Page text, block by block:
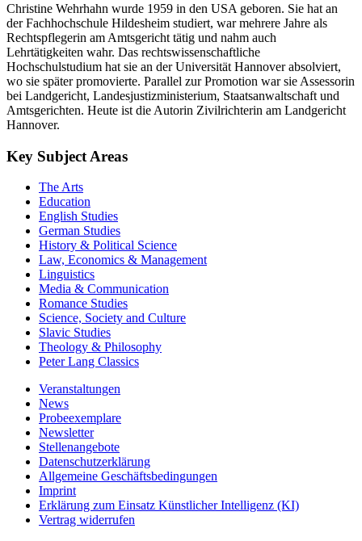
Christine Wehrhahn wurde 1959 in den USA geboren. Sie hat an
der Fachhochschule Hildesheim studiert, war mehrere Jahre als
Rechtspflegerin am Amtsgericht tätig und nahm auch
Lehrtätigkeiten wahr. Das rechtswissenschaftliche
Hochschulstudium hat sie an der Universität Hannover absolviert,
wo sie später promovierte. Parallel zur Promotion war sie Assessorin
bei Landgericht, Landesjustizministerium, Staatsanwaltschaft und
Amtsgerichten. Heute ist die Autorin Zivilrichterin am Landgericht
Hannover.
Key Subject Areas
The Arts
Education
English Studies
German Studies
History & Political Science
Law, Economics & Management
Linguistics
Media & Communication
Romance Studies
Science, Society and Culture
Slavic Studies
Theology & Philosophy
Peter Lang Classics
Veranstaltungen
News
Probeexemplare
Newsletter
Stellenangebote
Datenschutzerklärung
Allgemeine Geschäftsbedingungen
Imprint
Erklärung zum Einsatz Künstlicher Intelligenz (KI)
Vertrag widerrufen